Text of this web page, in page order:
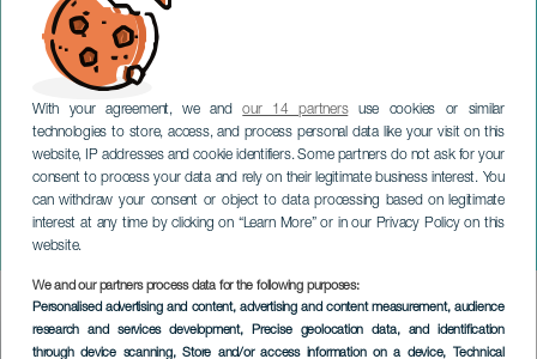
With your agreement, we andour 14 partnersuse cookies or similar
technologies to store, access, and process personal data like your visit on this
website, IP addresses and cookie identifiers. Some partners do not ask for your
consent to process your data and rely on their legitimate business interest. You
can withdraw your consent or object to data processing based on legitimate
interest at any time by clicking on “Learn More” or in our Privacy Policy on this
website.
We and our partners process data for the following purposes:
Personalised advertising and content, advertising and content measurement, audience
research and services development, Precise geolocation data, and identification
through device scanning, Store and/or access information on a device, Technical
Olifanten & Seks Sodium
Sullivan in concert
TENERIFE
Imagen
Listado